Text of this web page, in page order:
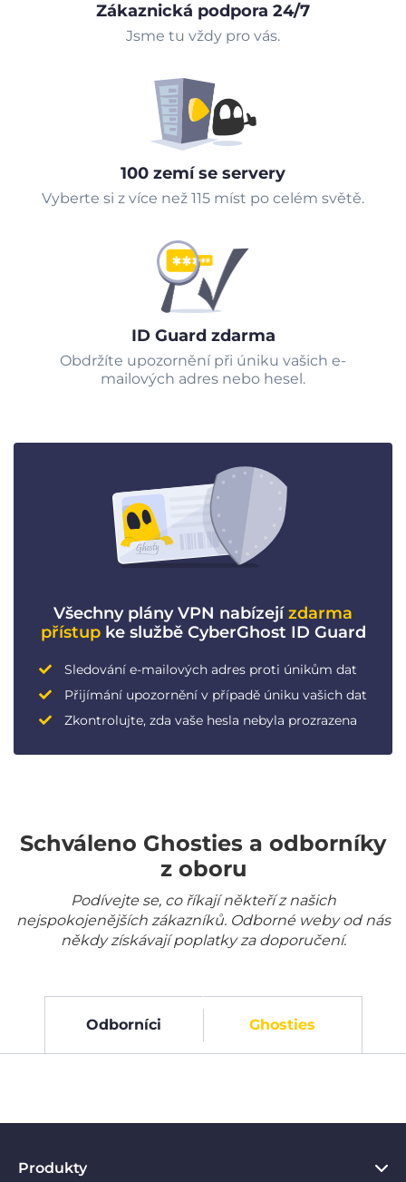
Zákaznická podpora 24/7
Jsme tu vždy pro vás.
100 zemí se servery
Vyberte si z více než 115 míst po celém světě.
ID Guard zdarma
Obdržíte upozornění při úniku vašich e-
mailových adres nebo hesel.
Všechny plány VPN nabízejízdarma
přístupke službě CyberGhost ID Guard
Sledování e-mailových adres proti únikům dat
Přijímání upozornění v případě úniku vašich dat
Zkontrolujte, zda vaše hesla nebyla prozrazena
Schváleno Ghosties a odborníky
z oboru
Podívejte se, co říkají někteří z našich
nejspokojenějších zákazníků. Odborné weby od nás
někdy získávají poplatky za doporučení.
Odborníci Ghosties
Produkty